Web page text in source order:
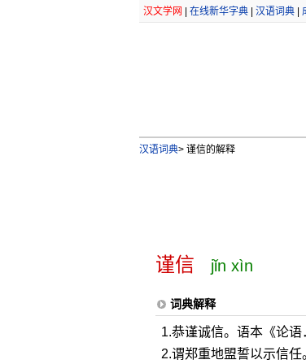
汉文学网 在线新华字典| 汉语词典|
汉语词典>谨信的解释
谨信 jǐn xìn
词典解释
1.恭谨诚信。语本《论语
2.谓郑重地盟誓以示信任